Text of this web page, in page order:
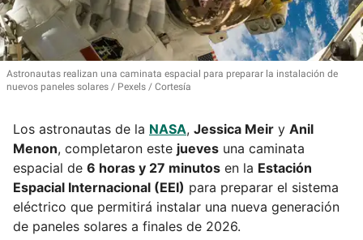
Astronautas realizan una caminata espacial para preparar la instalación de
nuevos paneles solares
Pexels / Cortesía
Los astronautas de la NASA, Jessica Meir y Anil
Menon, completaron este jueves una caminata
espacial de 6 horas y 27 minutos en la Estación
Espacial Internacional (EEI) para preparar el sistema
eléctrico que permitirá instalar una nueva generación
de paneles solares a finales de 2026.